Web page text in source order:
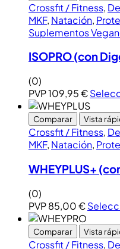
Crossfit / Fitness,
MKF, Natación,
Suplementos
ISOPRO (con
(0)
PVP109,95€
Comparar Vista
Crossfit / Fitness,
MKF, Natación,
WHEYPLUS+
(0)
PVP85,00€
Comparar Vista
Crossfit / Fitness,